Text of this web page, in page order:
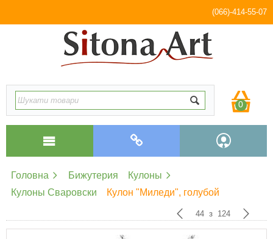
(066)-414-55-07
0
Головна Бижутерия
Кулоны
Кулоны Сваровски
Кулон "Миледи", голубой
44 з 124